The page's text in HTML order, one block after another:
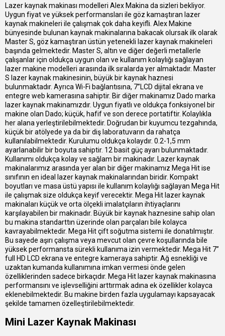
Lazer kaynak makinası modelleri Alex Makina da sizleri bekliyor.
Uygun fiyat ve yüksek performansları ile göz kamaştıran lazer
kaynak makineleri ile çalışmak çok daha keyifli. Alex Makine
bünyesinde bulunan kaynak makinalarına bakacak olursak ilk olarak
Master S, göz kamaştıran üstün yetenekli lazer kaynak makineleri
başında gelmektedir. Master S, altın ve diğer değerli metallerle
çalışanlar için oldukça uygun olan ve kullanım kolaylığı sağlayan
lazer makine modelleri arasında ilk sıralarda yer almaktadır. Master
S lazer kaynak makinesinin, büyük bir kaynak haznesi
bulunmaktadır. Ayrıca Wi-Fi bağlantısına, 7”LCD dijital ekrana ve
entegre web kamerasına sahiptir. Bir diğer makinamız Dado marka
lazer kaynak makinamızdır. Uygun fiyatlı ve oldukça fonksiyonel bir
makine olan Dado; küçük, hafif ve son derece portatiftir. Kolaylıkla
her alana yerleştirilebilmektedir. Doğrudan bir kuyumcu tezgahında,
küçük bir atölyede ya da bir diş laboratuvarın da rahatça
kullanılabilmektedir. Kurulumu oldukça kolaydır. 0.2-1,5 mm
ayarlanabilir bir boyuta sahiptir. 12 basit güç ayarı bulunmaktadır.
Kullanımı oldukça kolay ve sağlam bir makinadır. Lazer kaynak
makinalarımız arasında yer alan bir diğer makinamız Mega Hit ise
sınıfının en ideal lazer kaynak makinalarından biridir. Kompakt
boyutları ve masa üstü yapısı ile kullanım kolaylığı sağlayan Mega Hit
ile çalışmak size oldukça keyif verecektir. Mega Hit lazer kaynak
makinaları küçük ve orta ölçekli imalatçıların ihtiyaçlarını
karşılayabilen bir makinadır. Büyük bir kaynak haznesine sahip olan
bu makina standarttın üzerinde olan parçaları bile kolayca
kavrayabilmektedir. Mega Hit çift soğutma sistemi ile donatılmıştır.
Bu sayede aşırı çalışma veya mevcut olan çevre koşullarında bile
yüksek performansta sürekli kullanıma izin vermektedir. Mega Hit 7”
full HD LCD ekrana ve entegre kameraya sahiptir. Ağ esnekliği ve
uzaktan kumanda kullanımına imkan vermesi önde gelen
özelliklerinden sadece birkaçıdır. Mega Hit lazer kaynak makinasına
performansını ve işlevselliğini arttırmak adına ek özellikler kolayca
eklenebilmektedir. Bu makine birden fazla uygulamayı kapsayacak
şekilde tamamen özelleştirilebilmektedir.
Mini Lazer Kaynak Makinası